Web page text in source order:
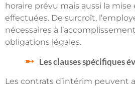
horaire prévu mais aussi la
effectuées. De surcroît,
nécessaires à
obligations légales.
Les clauses spécifiques
Les contrats d’intérim peuvent